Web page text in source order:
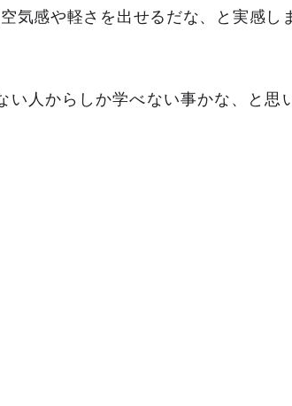
気感や軽さを出せるだな、と実感し
人からしか学べない事かな、と思